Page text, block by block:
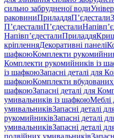
сильно забрудненої води
раковиниПриладдяП’єдестали
П’єдесталиП’єдестали
Напівп’єдесталиПриладдя
кріпленняДекоративні панелі
шафкоюКомплекти
Комплекти рукомийників із
із шафкоюЗапасні деталі для
шафкоюКомплекти вбудованих
шафкоюЗапасні деталі для
умивальників із шафкоюМеблі
умивальниківЗапасні деталі
рукомийниківЗапасні деталі
умивальниківЗапасні деталі
подвійних умивальників